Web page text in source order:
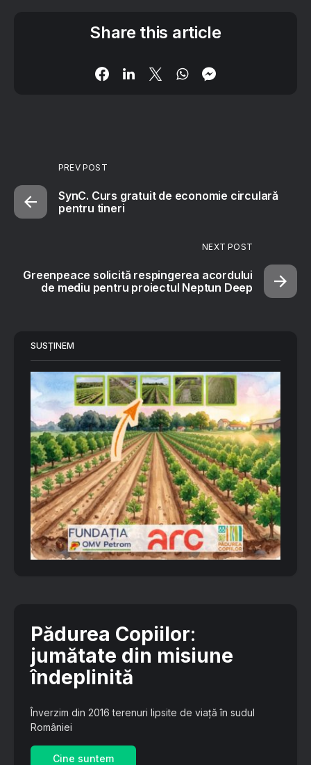
Share this article
PREV POST
SynC. Curs gratuit de economie circulară
pentru tineri
NEXT POST
Greenpeace solicită respingerea acordului
de mediu pentru proiectul Neptun Deep
SUSȚINEM
Pădurea Copiilor:
jumătate din misiune
îndeplinită
Înverzim din 2016 terenuri lipsite de viață în sudul
României
Cine suntem